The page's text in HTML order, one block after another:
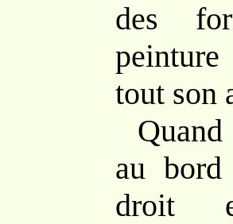
des
tout son
au bord
droit